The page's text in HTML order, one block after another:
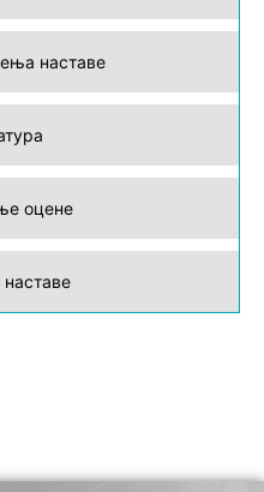
наставе
оцене